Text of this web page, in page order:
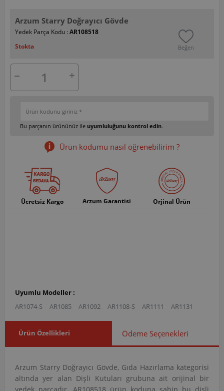
Arzum Starry Doğrayıcı Gövde
Yedek Parça Kodu : AR108518
Stokta
Beğen
Bu parçanın ürününüz ile uyumluluğunu kontrol edin.
Ürün kodumu nasıl öğrenebilirim ?
Ücretsiz Kargo Arzum Garantisi Orjinal Ürün
Uyumlu Modeller :
AR1074-S
AR1085 AR1092 AR1108-S AR1111 AR1131
Ürün Özellikleri Ödeme Seçenekleri
Arzum Starry Doğrayıcı Gövde, Gıda Hazırlama kategorisi
altında yer alan Dişli Kutuları grubuna ait orijinal bir